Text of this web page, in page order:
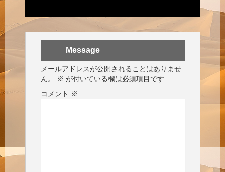
Message
メールアドレスが公開されることはありませ
ん。
※ が付いている欄は必須項目です
コメント ※